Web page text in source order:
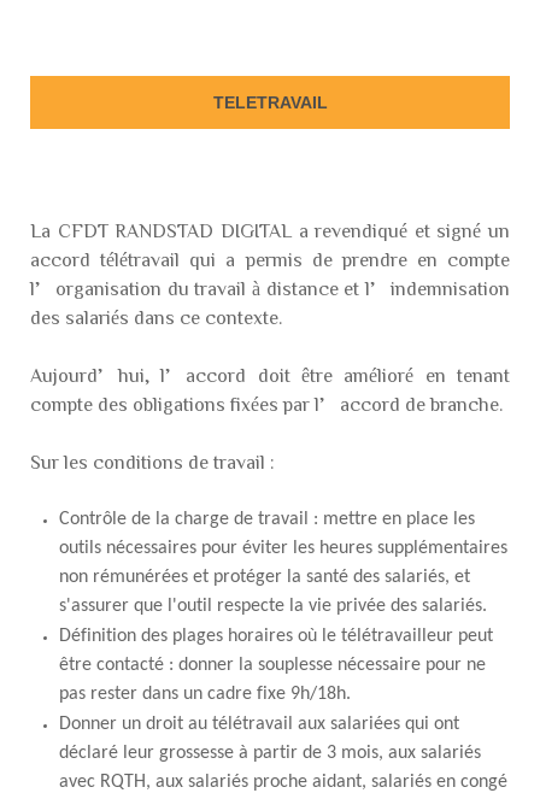
TELETRAVAIL
La CFDT RANDSTAD DIGITAL a revendiqué et signé un
accord télétravail qui a permis de prendre en compte
l’organisation du travail à distance et l’indemnisation
des salariés dans ce contexte.
Aujourd’hui, l’accord doit être amélioré en tenant
compte des obligations fixées par l’accord de branche.
Sur les conditions de travail :
Contrôle de la charge de travail : mettre en place les
outils nécessaires pour éviter les heures supplémentaires
non rémunérées et protéger la santé des salariés, et
s'assurer que l'outil respecte la vie privée des salariés.
Définition des plages horaires où le télétravailleur peut
être contacté : donner la souplesse nécessaire pour ne
pas rester dans un cadre fixe 9h/18h.
Donner un droit au télétravail aux salariées qui ont
déclaré leur grossesse à partir de 3 mois, aux salariés
avec RQTH, aux salariés proche aidant, salariés en congé